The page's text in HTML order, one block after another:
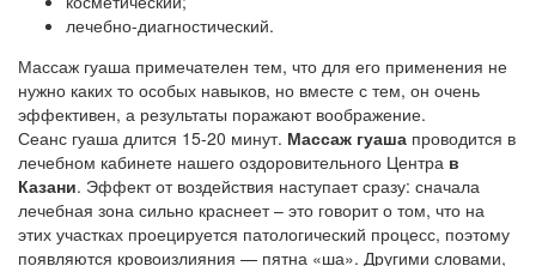
лечебно-диагностический.
Массаж гуаша примечателен тем, что для его применения не
нужно каких то особых навыков, но вместе с тем, он очень
эффективен, а результаты поражают воображение.
Сеанс гуаша длится 15-20 минут. Массаж гуаша проводится в
лечебном кабинете нашего оздоровительного Центра в
Казани. Эффект от воздействия наступает сразу: сначала
лечебная зона сильно краснеет – это говорит о том, что на
этих участках проецируется патологический процесс, поэтому
появляются кровоизлияния — пятна «ша». Другими словами,